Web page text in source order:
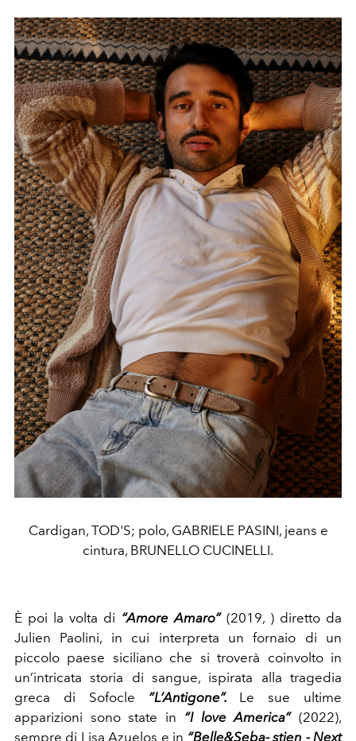
Cardigan, TOD'S; polo, GABRIELE PASINI, jeans e
cintura, BRUNELLO CUCINELLI.
È poi la volta di “Amore Amaro”(2019, ) diretto da
Julien Paolini, in cui interpreta un fornaio di un
piccolo paese siciliano che si troverà coinvolto in
un’intricata storia di sangue, ispirata alla tragedia
greca di Sofocle “L’Antigone”. Le sue ultime
apparizioni sono state in “I love America”(2022),
sempre di Lisa Azuelos e in “Belle&Seba- stien - Next